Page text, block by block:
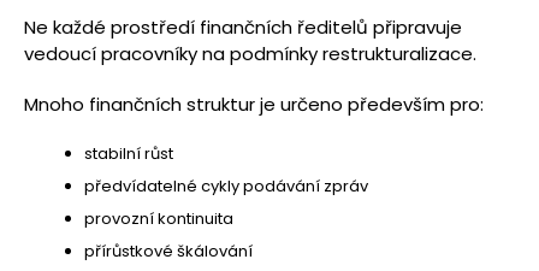
Ne každé prostředí finančních ředitelů připravuje
vedoucí pracovníky na podmínky restrukturalizace.
Mnoho finančních struktur je určeno především pro:
stabilní růst
předvídatelné cykly podávání zpráv
provozní kontinuita
přírůstkové škálování